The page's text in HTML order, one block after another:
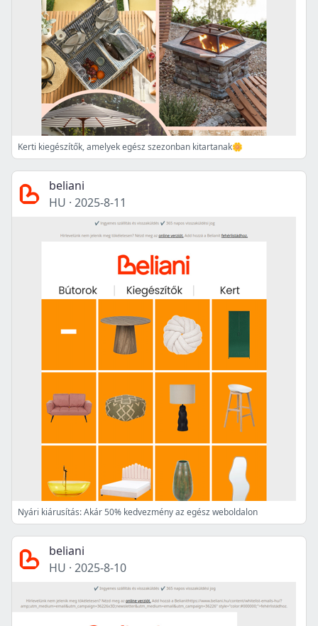
Kerti kiegészítők, amelyek egész szezonban kitartanak🌼
beliani
HU · 2025-8-11
Nyári kiárusítás: Akár 50% kedvezmény az egész weboldalon
beliani
HU · 2025-8-10